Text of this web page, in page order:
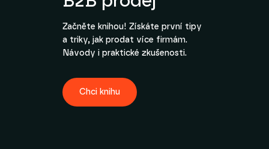
Začněte knihou! Získáte první tipy
a triky, jak prodat více firmám.
Návody i praktické zkušenosti.
Chci knihu